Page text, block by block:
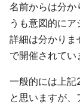
名前からは分か
うも意図的に
詳細は分かり
で開催されてい
一般的には上記
と思いますが